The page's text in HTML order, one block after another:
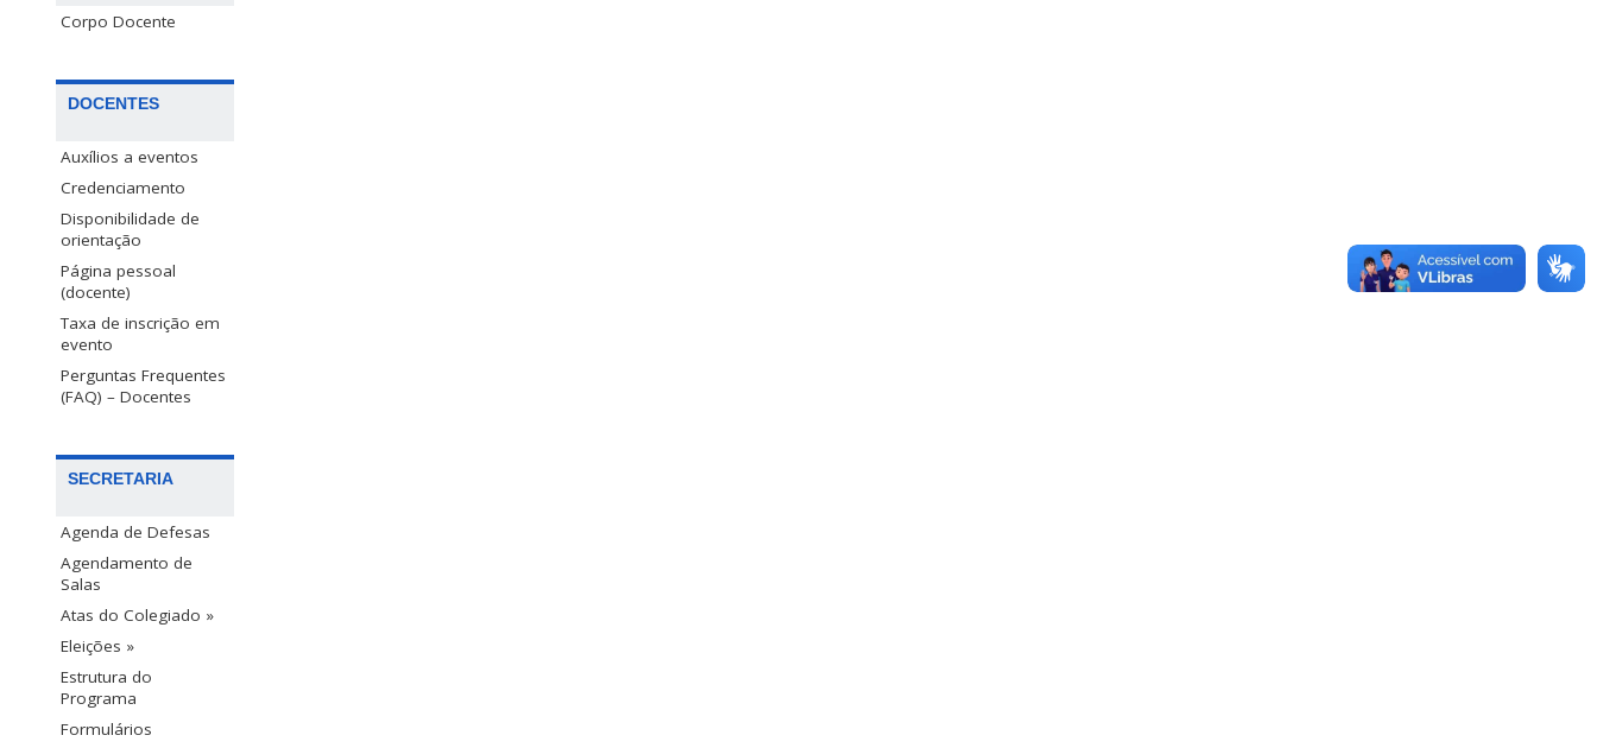
Corpo Docente
DOCENTES
Auxílios a eventos
Credenciamento
Disponibilidade de
orientação
Página pessoal
(docente)
Taxa de inscrição em
evento
Perguntas Frequentes
(FAQ) – Docentes
SECRETARIA
Agenda de Defesas
Agendamento de
Salas
Atas do Colegiado »
Eleições »
Estrutura do
Programa
Formulários